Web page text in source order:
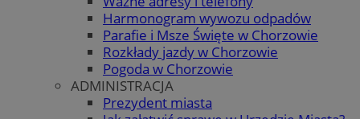
Harmonogram wywozu odpadów
Parafie i Msze Święte w Chorzowie
Rozkłady jazdy w Chorzowie
Pogoda w Chorzowie
ADMINISTRACJA
Prezydent miasta